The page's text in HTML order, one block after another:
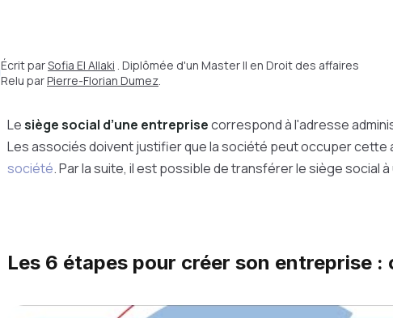
Écrit parSofia El Allaki . Diplômée d'un Master II en Droit des affaires
Relu parPierre-Florian Dumez.
Lesiège social d’une entreprisecorrespond à l'adresse
Les associés doivent justifier que la société peut occuper cette
société. Par la suite, il est possible de transférer le siège social
Les 6 étapes pour créer son entreprise :